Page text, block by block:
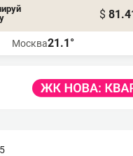
$
Москва21.1°